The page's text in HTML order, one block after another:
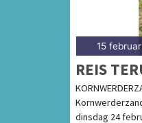
15
REIS
dinsdag 24